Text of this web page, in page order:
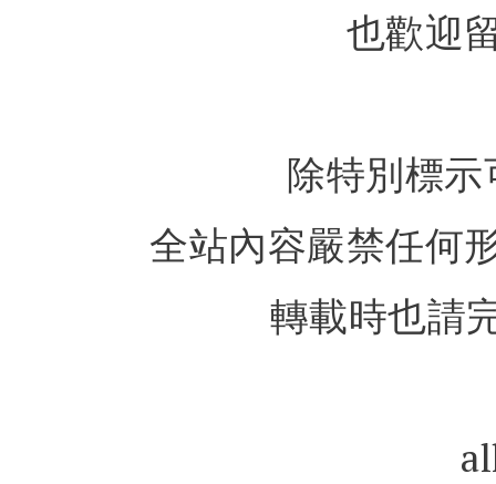
也歡迎
除特別標
全站內容嚴禁任何
轉載時也請